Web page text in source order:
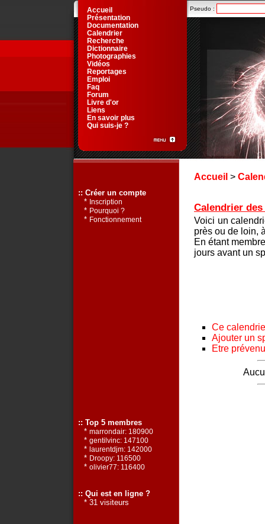
Accueil >
Calendrier
Voici un
près ou de loin,
En étant
jours avant un
Ce
Ajouter un
Etre
Pseudo :
Accueil
Présentation
Documentation
Calendrier
Recherche
Dictionnaire
Photographies
Vidéos
Reportages
Emploi
Faq
Forum
Livre d'or
Liens
En savoir plus
Qui suis-je ?
:: Créer un compte
* Inscription
* Pourquoi ?
* Fonctionnement
:: Top 5 membres
* marrondair: 180900
* gentilvinc: 147100
* laurentdjm: 142000
* Droopy: 116500
* olivier77: 116400
:: Qui est en ligne ?
* 31 visiteurs